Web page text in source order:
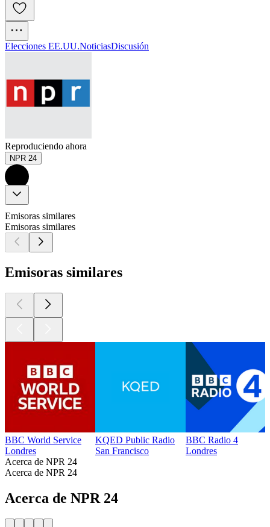
Elecciones EE.UU.NoticiasDiscusión
Reproduciendo ahora
NPR 24
Emisoras similares
Emisoras similares
Emisoras similares
BBC World Service
Londres
KQED Public Radio
San Francisco
BBC Radio 4
Londres
Acerca de NPR 24
Acerca de NPR 24
Acerca de NPR 24